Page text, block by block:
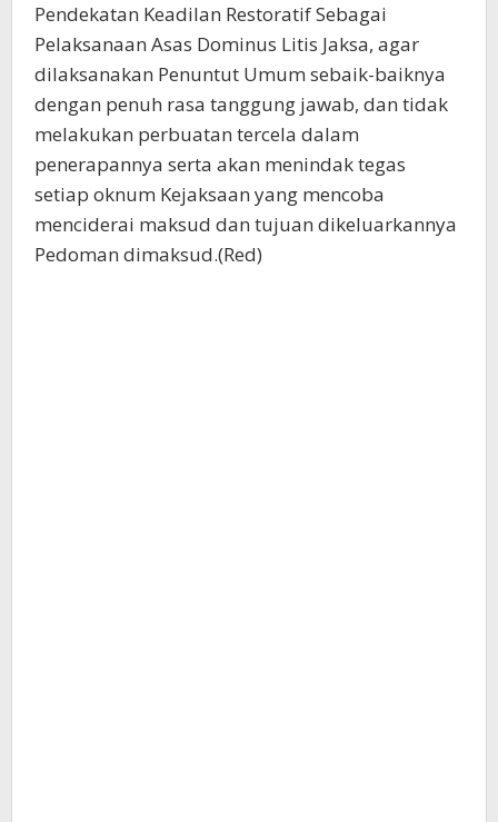
Pendekatan Keadilan Restoratif Sebagai
Pelaksanaan Asas Dominus Litis Jaksa, agar
dilaksanakan Penuntut Umum sebaik-baiknya
dengan penuh rasa tanggung jawab, dan tidak
melakukan perbuatan tercela dalam
penerapannya serta akan menindak tegas
setiap oknum Kejaksaan yang mencoba
menciderai maksud dan tujuan dikeluarkannya
Pedoman dimaksud.(Red)